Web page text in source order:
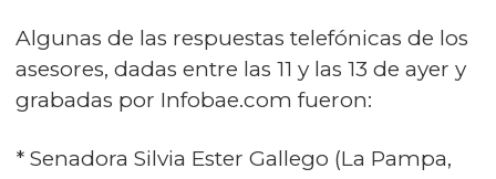
Algunas de las respuestas telefónicas de los
asesores, dadas entre las 11 y las 13 de ayer y
grabadas por Infobae.com fueron:
* Senadora Silvia Ester Gallego (La Pampa,